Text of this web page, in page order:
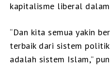
kapitalisme liberal
“Dan kita semua yakin
terbaik dari sistem
adalah sistem Islam,”